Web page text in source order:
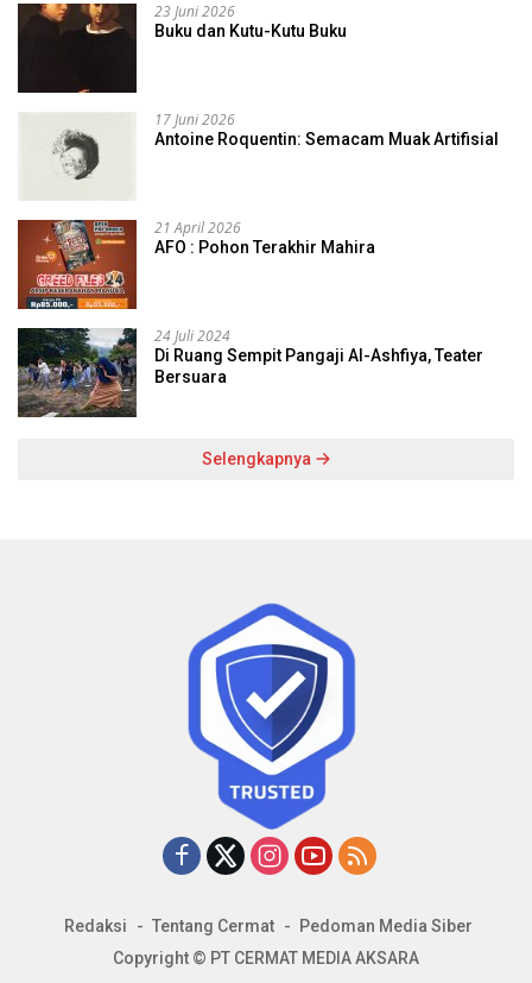
23 Juni 2026
Buku dan Kutu-Kutu Buku
17 Juni 2026
Antoine Roquentin: Semacam Muak Artifisial
21 April 2026
AFO : Pohon Terakhir Mahira
24 Juli 2024
Di Ruang Sempit Pangaji Al-Ashfiya, Teater
Bersuara
Selengkapnya
Redaksi Tentang Cermat
Pedoman Media Siber
Copyright © PT CERMAT MEDIA AKSARA